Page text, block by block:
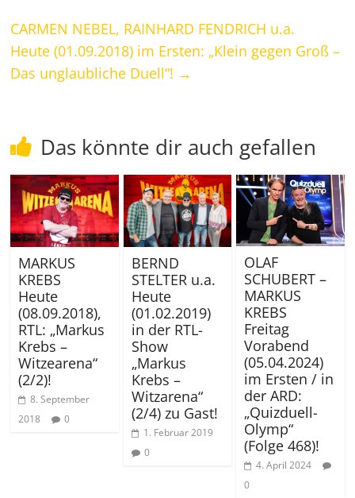
CARMEN NEBEL, RAINHARD FENDRICH u.a.
Heute (01.09.2018) im Ersten: „Klein gegen Groß –
Das unglaubliche Duell“! →
Das könnte dir auch gefallen
MARKUS
KREBS
Heute
(08.09.2018),
RTL: „Markus
Krebs –
Witzearena“
(2/2)!
8. September
2018
0
BERND
STELTER u.a.
Heute
(01.02.2019)
in der RTL-
Show
„Markus
Krebs –
Witzarena“
(2/4) zu Gast!
1. Februar 2019
0
OLAF
SCHUBERT –
MARKUS
KREBS
Freitag
Vorabend
(05.04.2024)
im Ersten / in
der ARD:
„Quizduell-
Olymp“
(Folge 468)!
4. April 2024
0